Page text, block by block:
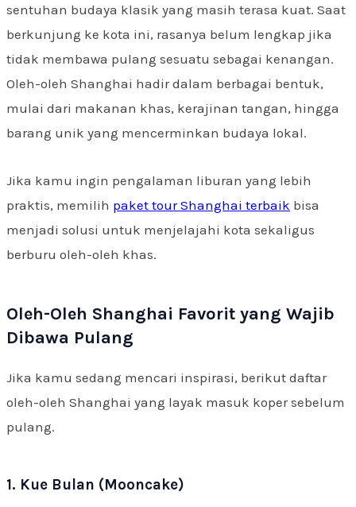
sentuhan budaya klasik yang masih terasa kuat. Saat
berkunjung ke kota ini, rasanya belum lengkap jika
tidak membawa pulang sesuatu sebagai kenangan.
Oleh-oleh Shanghai hadir dalam berbagai bentuk,
mulai dari makanan khas, kerajinan tangan, hingga
barang unik yang mencerminkan budaya lokal.
Jika kamu ingin pengalaman liburan yang lebih
praktis, memilih paket tour Shanghai terbaik bisa
menjadi solusi untuk menjelajahi kota sekaligus
berburu oleh-oleh khas.
Oleh-Oleh Shanghai Favorit yang Wajib
Dibawa Pulang
Jika kamu sedang mencari inspirasi, berikut daftar
oleh-oleh Shanghai yang layak masuk koper sebelum
pulang.
1. Kue Bulan (Mooncake)